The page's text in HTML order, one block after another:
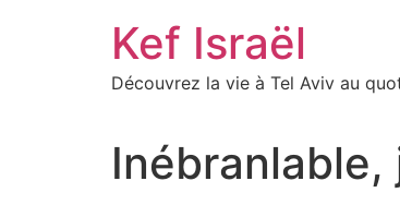
Kef Israël
Découvrez la vie à Tel Aviv au
Inébranlable,